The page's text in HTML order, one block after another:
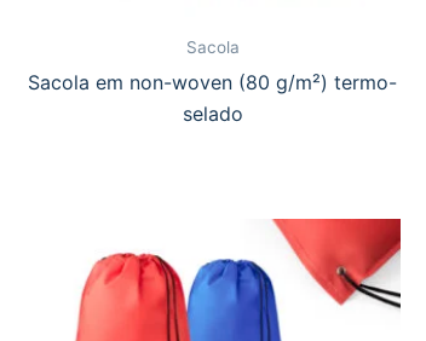
Sacola
Sacola em non-woven (80 g/m²) termo-
selado